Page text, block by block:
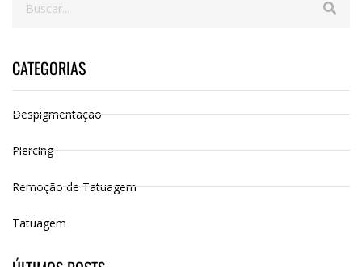
CATEGORIAS
Despigmentação
Piercing
Remoção de Tatuagem
Tatuagem